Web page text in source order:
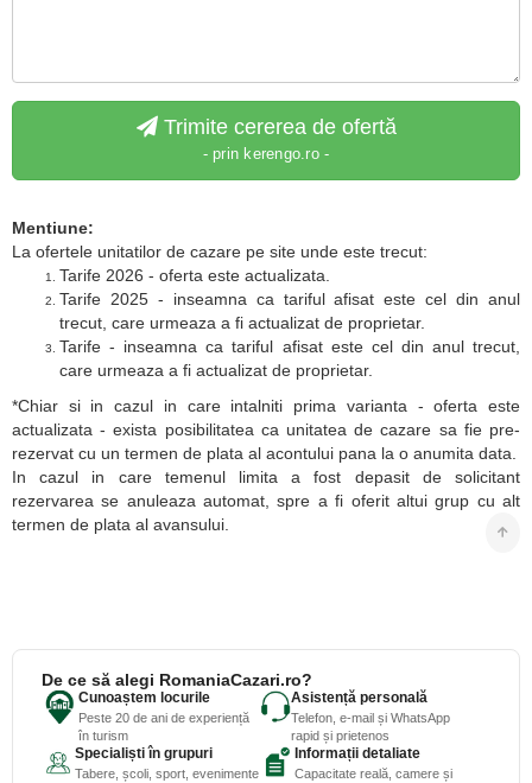
Trimite cererea de ofertă
- prin kerengo.ro -
Mentiune:
La ofertele unitatilor de cazare pe site unde este trecut:
Tarife 2026 - oferta este actualizata.
Tarife 2025 - inseamna ca tariful afisat este cel din anul
trecut, care urmeaza a fi actualizat de proprietar.
Tarife - inseamna ca tariful afisat este cel din anul trecut,
care urmeaza a fi actualizat de proprietar.
*Chiar si in cazul in care intalniti prima varianta - oferta este
actualizata - exista posibilitatea ca unitatea de cazare sa fie pre-
rezervat cu un termen de plata al acontului pana la o anumita data.
In cazul in care temenul limita a fost depasit de solicitant
rezervarea se anuleaza automat, spre a fi oferit altui grup cu alt
termen de plata al avansului.
De ce să alegi RomaniaCazari.ro?
Cunoaștem locurile
Peste 20 de ani de experiență
în turism
Asistență personală
Telefon, e-mail și WhatsApp
rapid și prietenos
Specialiști în grupuri
Tabere, școli, sport, evenimente
Informații detaliate
Capacitate reală, camere și